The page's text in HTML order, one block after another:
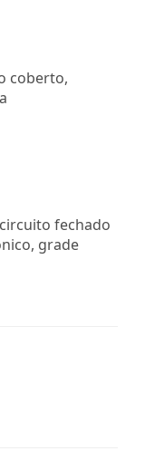
coberto,
fechado
grade